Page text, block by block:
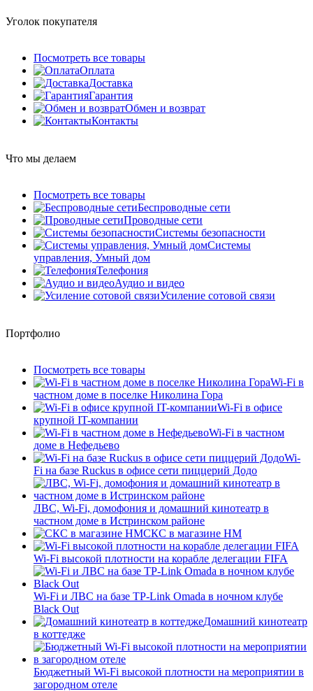
Уголок покупателя
Посмотреть все товары
Оплата
Доставка
Гарантия
Обмен и возврат
Контакты
Что мы делаем
Посмотреть все товары
Беспроводные сети
Проводные сети
Системы безопасности
Системы
управления, Умный дом
Телефония
Аудио и видео
Усиление сотовой связи
Портфолио
Посмотреть все товары
Wi-Fi в
частном доме в поселке Николина Гора
Wi-Fi в офисе
крупной IT-компании
Wi-Fi в частном
доме в Нефедьево
Wi-
Fi на базе Ruckus в офисе сети пиццерий Додо
ЛВС, Wi-Fi, домофония и домашний кинотеатр в
частном доме в Истринском районе
СКС в магазине HM
Wi-Fi высокой плотности на корабле делегации FIFA
Wi-Fi и ЛВС на базе TP-Link Omada в ночном клубе
Black Out
Домашний кинотеатр
в коттедже
Бюджетный Wi-Fi высокой плотности на мероприятии в
загородном отеле